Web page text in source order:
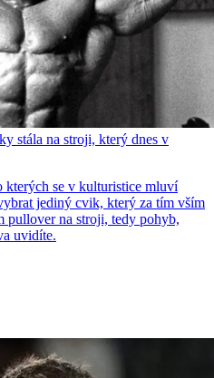
stála na stroji, který dnes v
kterých se v kulturistice mluví
jediný cvik, který za tím vším
pullover na stroji, tedy pohyb,
uvidíte.